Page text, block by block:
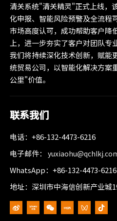
清关系统"清关精灵"正式上线，
化申报、智能风险预警及全流程
市场高度认可，成功帮助客户降
上，进一步夯实了客户对团队专
我们将持续深化技术创新，赋能
统贸易公司，以智能化解决方案
公里"价值。
联系我们
电话：+86-132-4473-6216
电子邮件：
WhatsApp：+86-132-4473-6216
地址：深圳市中海信创新产业城